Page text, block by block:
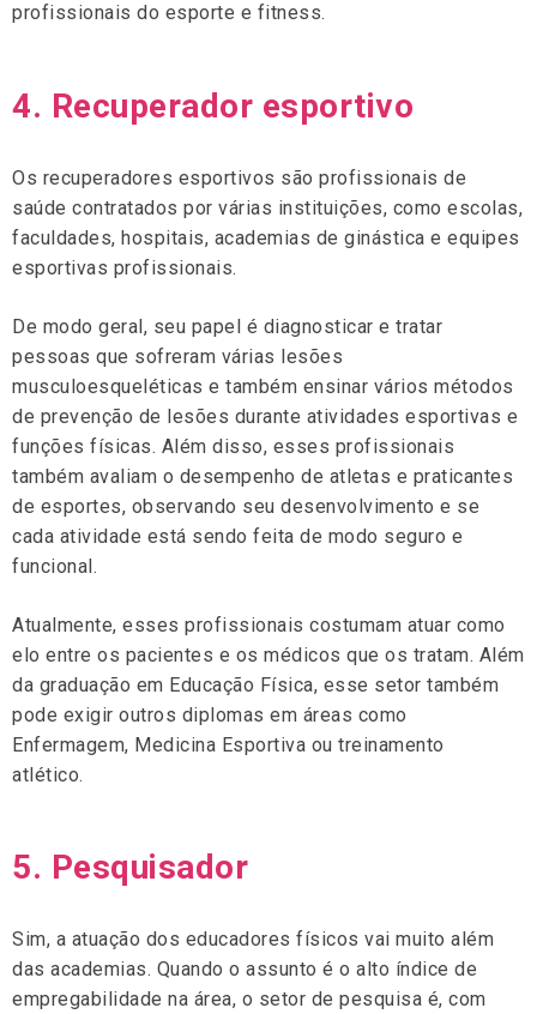
profissionais do esporte e fitness.
4. Recuperador esportivo
Os recuperadores esportivos são profissionais de
saúde contratados por várias instituições, como escolas,
faculdades, hospitais, academias de ginástica e equipes
esportivas profissionais.
De modo geral, seu papel é diagnosticar e tratar
pessoas que sofreram várias lesões
musculoesqueléticas e também ensinar vários métodos
de prevenção de lesões durante atividades esportivas e
funções físicas. Além disso, esses profissionais
também avaliam o desempenho de atletas e praticantes
de esportes, observando seu desenvolvimento e se
cada atividade está sendo feita de modo seguro e
funcional.
Atualmente, esses profissionais costumam atuar como
elo entre os pacientes e os médicos que os tratam. Além
da graduação em Educação Física, esse setor também
pode exigir outros diplomas em áreas como
Enfermagem, Medicina Esportiva ou treinamento
atlético.
5. Pesquisador
Sim, a atuação dos educadores físicos vai muito além
das academias. Quando o assunto é o alto índice de
empregabilidade na área, o setor de pesquisa é, com